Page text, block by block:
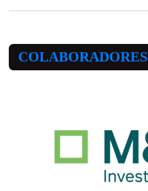
COLABORADORES